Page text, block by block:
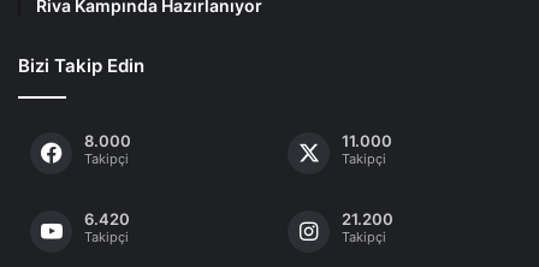
Riva Kampında Hazırlanıyor
Bizi Takip Edin
8.000
Takipçi
11.000
Takipçi
6.420
Takipçi
21.200
Takipçi